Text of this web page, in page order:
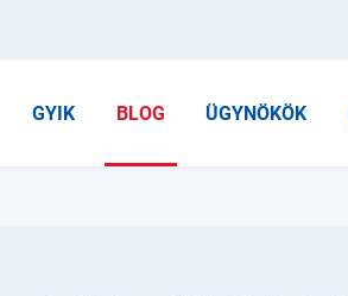
GYIK BLOG ÜGYNÖKÖK